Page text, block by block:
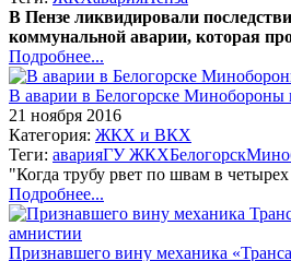
В Пензе ликвидировали
коммунальной аварии, которая
Подробнее...
В аварии в Белогорске Минобороны
21 ноября 2016
Категория: ЖКХ и ВКХ
Теги: аварияГУ ЖКХБелогорск
"Когда трубу рвет по швам в
Подробнее...
Признавшего вину механика